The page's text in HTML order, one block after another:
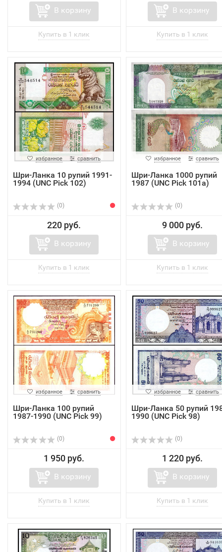
В корзину В корзину
избранное сравнить
Шри-Ланка 10 рупий 1991-
1994 (UNC Pick 102)
(0)
220 руб.
В корзину
избранное сравнить
Шри-Ланка 1000 рупий
1987 (UNC Pick 101a)
(0)
9 000 руб.
В корзину
избранное сравнить
Шри-Ланка 100 рупий
1987-1990 (UNC Pick 99)
(0)
1 950 руб.
В корзину
избранное сравнить
Шри-Ланка 50 рупий
1990 (UNC Pick 98)
(0)
1 220 руб.
В корзину